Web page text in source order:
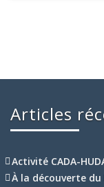
Articles
Activité CADA-
À la découverte